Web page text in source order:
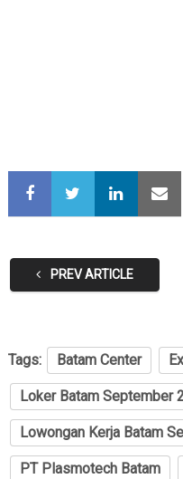
PREV ARTICLE
Tags: Batam Center
Loker Batam September
Lowongan Kerja Batam
PT Plasmotech Batam